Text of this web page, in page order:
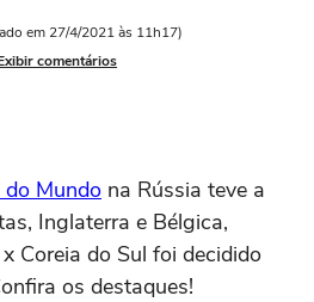
em 27/4/2021 às 11h17)
comentários
do Mundo na Rússia teve a
Inglaterra e Bélgica,
Coreia do Sul foi decidido
os destaques!